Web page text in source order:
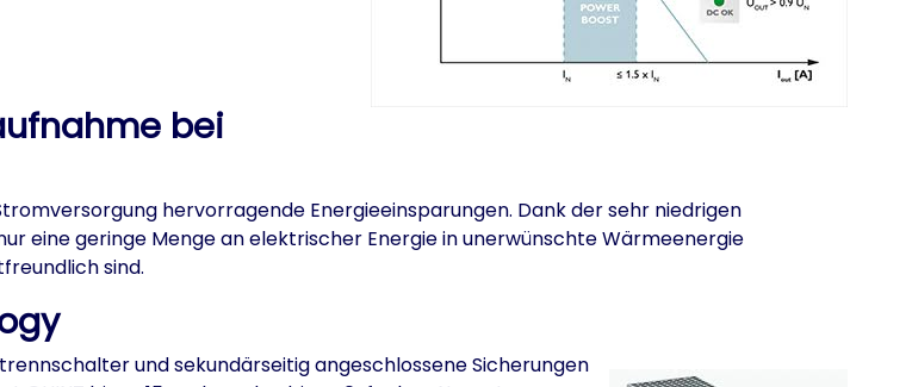
bei
hervorragende Energieeinsparungen. Dank der sehr niedrigen
eine geringe Menge an elektrischer Energie in unerwünschte Wärmeenergie
sind.
und sekundärseitig angeschlossene Sicherungen